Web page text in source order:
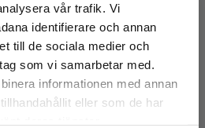
vår trafik. Vi
identifierare och annan
till de sociala medier och
som vi samarbetar med.
informationen med annan
eller som de har
fraktregion
besöker
och omvärld